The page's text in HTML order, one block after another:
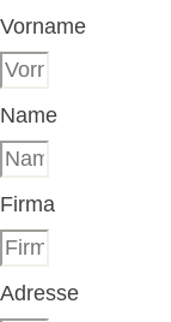
Vorname
Name
Firma
Adresse